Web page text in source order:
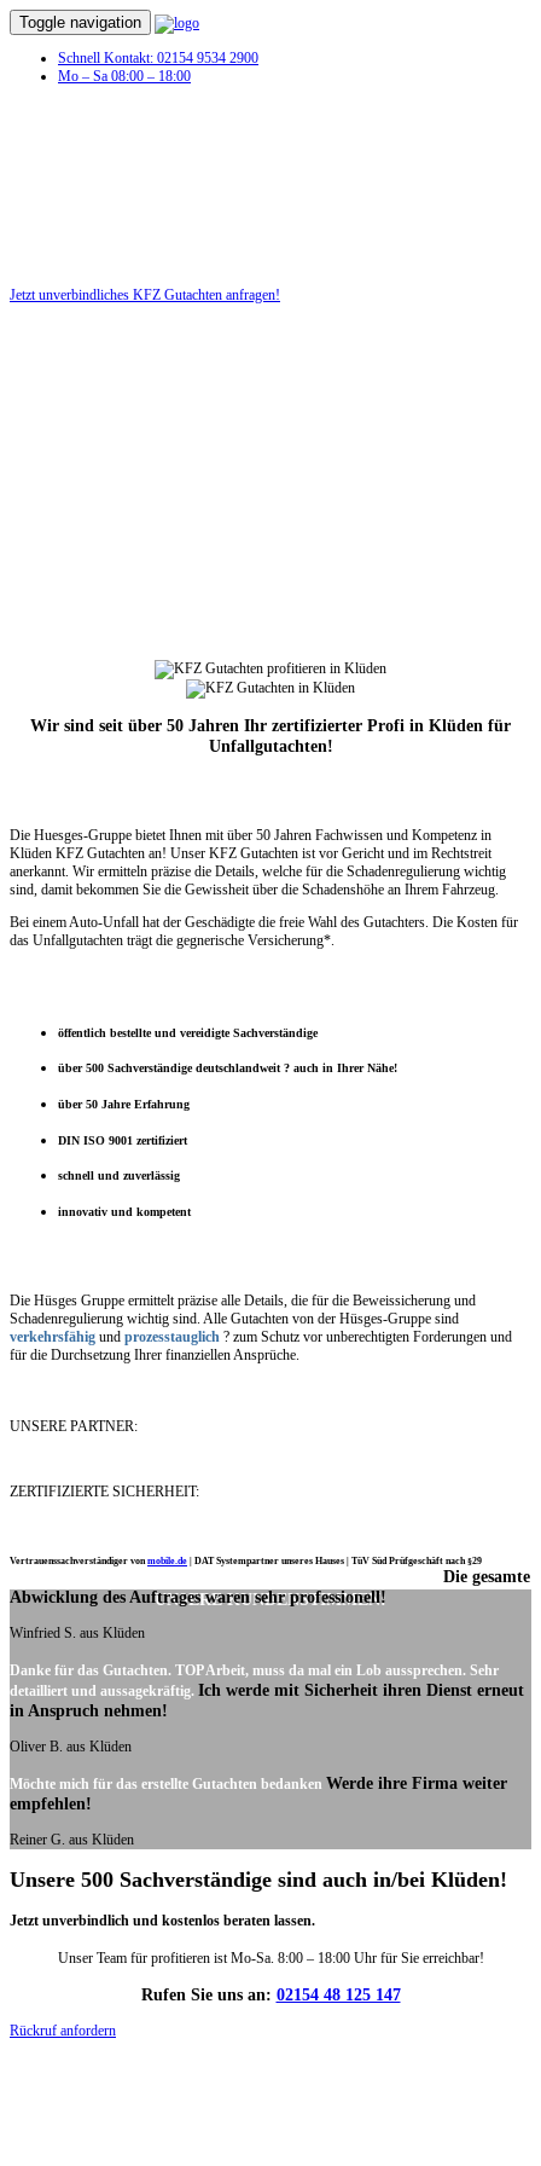
Toggle navigation
Schnell Kontakt: 02154 9534 2900
Mo – Sa 08:00 – 18:00
Jetzt unverbindliches KFZ Gutachten anfragen!
Wir sind seit über 50 Jahren Ihr zertifizierter Profi in Klüden für
Unfallgutachten!
Die Huesges-Gruppe bietet Ihnen mit über 50 Jahren Fachwissen und Kompetenz in
Klüden KFZ Gutachten an! Unser KFZ Gutachten ist vor Gericht und im Rechtstreit
anerkannt. Wir ermitteln präzise die Details, welche für die Schadenregulierung wichtig
sind, damit bekommen Sie die Gewissheit über die Schadenshöhe an Ihrem Fahrzeug.
Bei einem Auto-Unfall hat der Geschädigte die freie Wahl des Gutachters. Die Kosten für
das Unfallgutachten trägt die gegnerische Versicherung*.
öffentlich bestellte und vereidigte Sachverständige
über 500 Sachverständige deutschlandweit ? auch in Ihrer Nähe!
über 50 Jahre Erfahrung
DIN ISO 9001 zertifiziert
schnell und zuverlässig
innovativ und kompetent
Die Hüsges Gruppe ermittelt präzise alle Details, die für die Beweissicherung und
Schadenregulierung wichtig sind. Alle Gutachten von der Hüsges-Gruppe sind
verkehrsfähig und prozesstauglich ? zum Schutz vor unberechtigten Forderungen und
für die Durchsetzung Ihrer finanziellen Ansprüche.
UNSERE PARTNER:
ZERTIFIZIERTE SICHERHEIT:
Vertrauenssachverständiger vonmobile.de DAT Systempartner unseres Hauses | TüV Süd Prüfgeschäft nach §29
UNSERE KUNDENSTIMMEN:
Die gesamte
Abwicklung des Auftrages waren sehr professionell!
Winfried S. aus Klüden
Danke für das Gutachten. TOP Arbeit, muss da mal ein Lob aussprechen. Sehr
detailliert und aussagekräftig. Ich werde mit Sicherheit ihren Dienst erneut
in Anspruch nehmen!
Oliver B. aus Klüden
Möchte mich für das erstellte Gutachten bedanken Werde ihre Firma weiter
empfehlen!
Reiner G. aus Klüden
Unsere 500 Sachverständige sind auch in/bei Klüden!
Jetzt unverbindlich und kostenlos beraten lassen.
Unser Team für profitieren ist Mo-Sa. 8:00 – 18:00 Uhr für Sie erreichbar!
Rufen Sie uns an: 02154 48 125 147
Rückruf anfordern